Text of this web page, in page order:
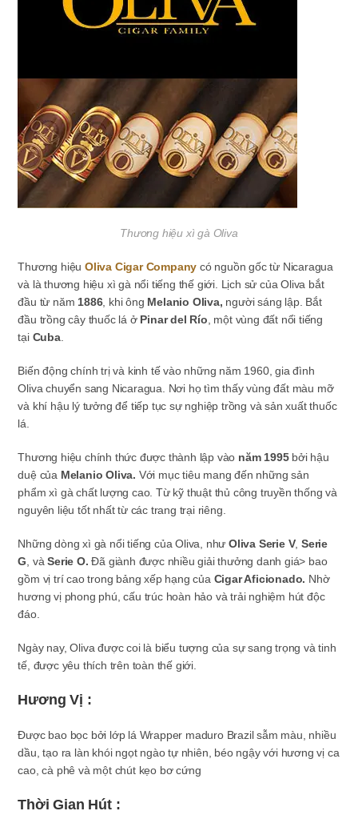
Thương hiệu xì gà Oliva
Thương hiệuOliva Cigar Company có nguồn gốc từ Nicaragua
và là thương hiệu xì gà nổi tiếng thế giới. Lịch sử của Oliva bắt
đầu từ năm 1886, khi ông Melanio Oliva, người sáng lập. Bắt
đầu trồng cây thuốc lá ở Pinar del Río , một vùng đất nổi tiếng
tại Cuba.
Biến động chính trị và kinh tế vào những năm 1960, gia đình
Oliva chuyển sang Nicaragua. Nơi họ tìm thấy vùng đất màu mỡ
và khí hậu lý tưởng để tiếp tục sự nghiệp trồng và sản xuất thuốc
lá.
Thương hiệu chính thức được thành lập vào năm 1995bởi hậu
duệ của Melanio Oliva. Với mục tiêu mang đến những sản
phẩm xì gà chất lượng cao. Từ kỹ thuật thủ công truyền thống và
nguyên liệu tốt nhất từ các trang trại riêng.
Những dòng xì gà nổi tiếng của Oliva, nhưOliva Serie V,Serie
G , vàSerie O. Đã giành được nhiều giải thưởng danh giá> bao
gồm vị trí cao trong bảng xếp hạng của Cigar Aficionado. Nhờ
hương vị phong phú, cấu trúc hoàn hảo và trải nghiệm hút độc
đáo.
Ngày nay, Oliva được coi là biểu tượng của sự sang trọng và tinh
tế, được yêu thích trên toàn thế giới.
Hương Vị :
Được bao bọc bởi lớp lá Wrapper maduro Brazil sẫm màu, nhiều
dầu, tạo ra làn khói ngọt ngào tự nhiên, béo ngậy với hương vị ca
cao, cà phê và một chút kẹo bơ cứng
Thời Gian Hút :